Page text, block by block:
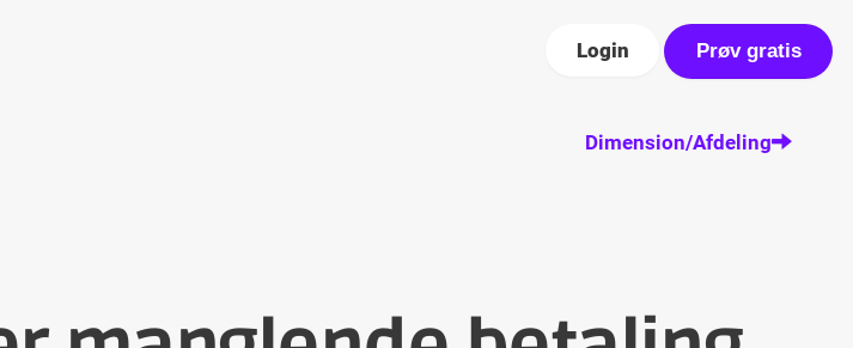
Login Prøv gratis
Dimension/Afdeling